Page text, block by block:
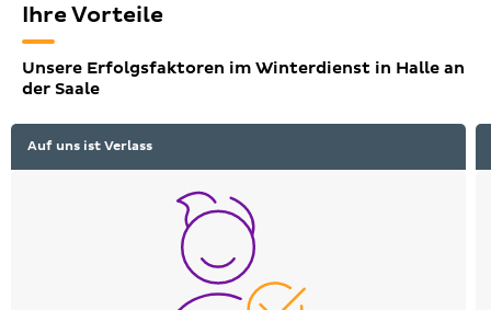
Ihre Vorteile
Unsere Erfolgsfaktoren im Winterdienst in Halle an
der Saale
Auf uns ist Verlass